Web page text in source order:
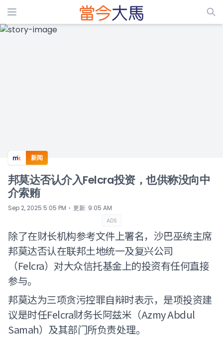
ADS
新闻
邦莫达否认介入Felcra投资，也供称没向中
介索贿
Sep 2, 2025 5:05 PM ⋅ 更新: 9:05 AM
ADS
除了在财长机构参考文件上署名，沙巴巫统主席
邦莫达否认在联邦土地统一及复兴公司
（Felcra）对大众信托基金上的投资有任何直接
参与。
邦莫达为三项贪污控罪自辩时表示，是项投资建
议是时任Felcra财务长阿兹米（Azmy Abdul
Samah）及其部门所负责处理。